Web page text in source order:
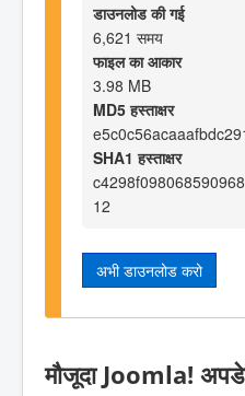
डाउनलोड की गई
6,621 समय
फाइल का आकार
3.98 MB
MD5 हस्ताक्षर
SHA1 हस्ताक्षर
12
अभी डाउनलोड करो
मौजूदा Joomla!